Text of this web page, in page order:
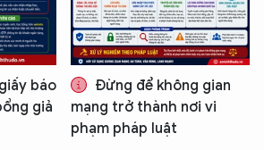
báo
giả
Đừng để không gian
mạng trở thành nơi vi
phạm pháp luật
Đô nhé. Tôi sẵn sàng hỗ trợ!